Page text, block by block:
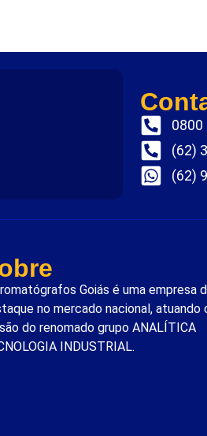
0800
(62)
(62)
Goiás é uma empresa
no mercado nacional, atuando
do renomado grupo ANALÍTICA
INDUSTRIAL.